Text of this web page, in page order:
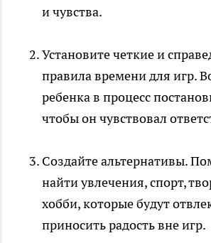
и чувства.
Установите четкие и
правила времени для игр.
ребенка в процесс
чтобы он чувствовал
Создайте альтернативы.
найти увлечения, спорт,
хобби, которые будут
приносить радость вне игр.